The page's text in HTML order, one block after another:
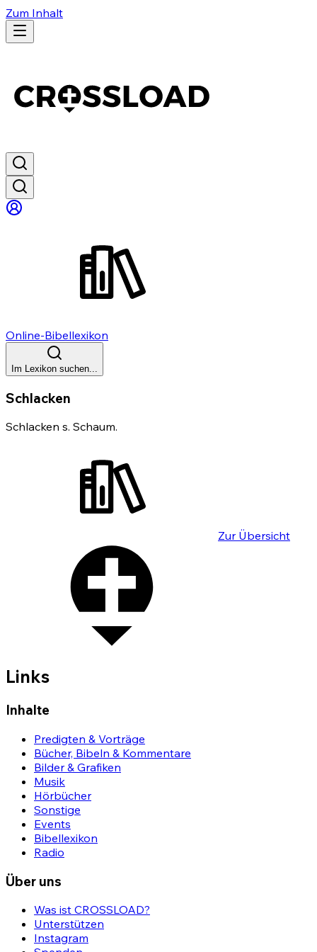
Zum Inhalt
Online-Bibellexikon
Im Lexikon suchen...
Schlacken
Schlacken s. Schaum.
Zur Übersicht
Links
Inhalte
Predigten & Vorträge
Bücher, Bibeln & Kommentare
Bilder & Grafiken
Musik
Hörbücher
Sonstige
Events
Bibellexikon
Radio
Über uns
Was ist CROSSLOAD?
Unterstützen
Instagram